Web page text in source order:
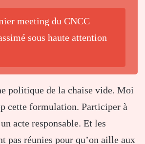
meeting du CNCC
sous haute attention
politique de la chaise vide. Moi
cette formulation. Participer à
acte responsable. Et les
pas réunies pour qu’on aille aux